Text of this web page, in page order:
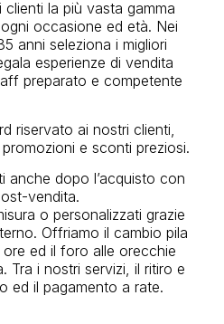
la più vasta gamma
occasione ed età. Nei
anni seleziona i migliori
esperienze di vendita
preparato e competente
riservato ai nostri clienti,
e sconti preziosi.
anche dopo l’acquisto con
vendita.
o personalizzati grazie
Offriamo il cambio pila
ed il foro alle orecchie
Tra i nostri servizi, il ritiro e
ed il pagamento a rate.